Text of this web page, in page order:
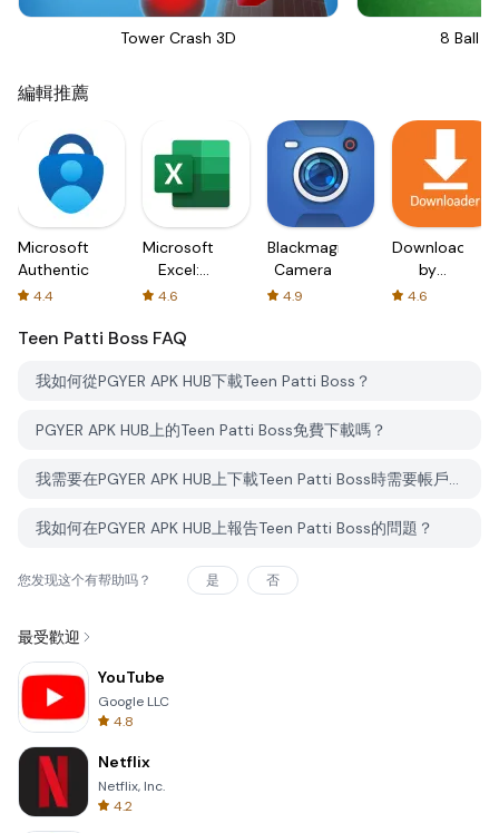
Tower Crash 3D 8 Ball
編輯推薦
Microsoft
Authenticator
4.4
Microsoft
Excel:
Spreadsheets
4.6
Blackmagic
Camera
4.9
Downloader
by
AFTVnews
4.6
Teen Patti Boss FAQ
我如何從PGYER APK HUB下載Teen Patti Boss？
PGYER APK HUB上的Teen Patti Boss免費下載嗎？
我需要在PGYER APK HUB上下載Teen Patti Boss時需要帳戶嗎？
我如何在PGYER APK HUB上報告Teen Patti Boss的問題？
您发现这个有帮助吗？ 是 否
最受歡迎
YouTube
Google LLC
4.8
Netflix
Netflix, Inc.
4.2